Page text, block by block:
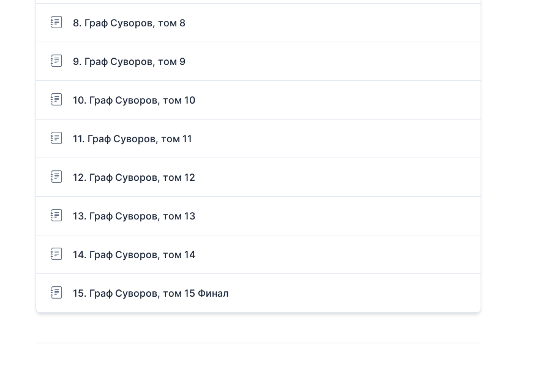
8. Граф Суворов, том 8
9. Граф Суворов, том 9
10. Граф Суворов, том 10
11. Граф Суворов, том 11
12. Граф Суворов, том 12
13. Граф Суворов, том 13
14. Граф Суворов, том 14
15. Граф Суворов, том 15 Финал